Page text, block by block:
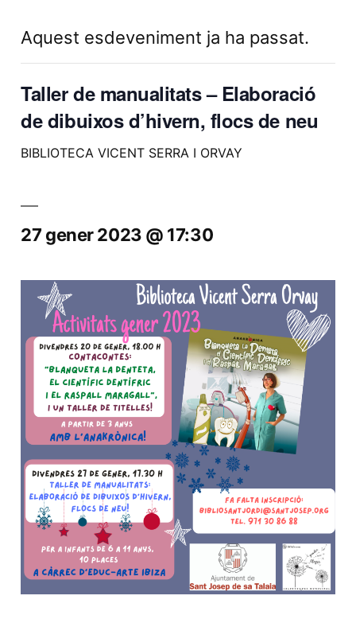
Aquest esdeveniment ja ha passat.
Taller de manualitats – Elaboració
de dibuixos d’hivern, flocs de neu
BIBLIOTECA VICENT SERRA I ORVAY
27 gener 2023 @ 17:30